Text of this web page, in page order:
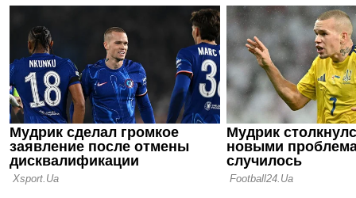
30.07.26 00:35
Гурник и
Лиги
28.07.26 18:00
СМИ:
получить
своего